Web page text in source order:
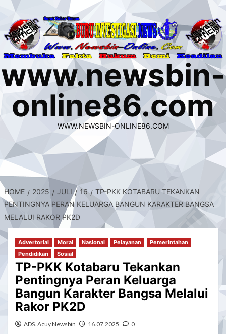
Skip
content
www.newsbin-
online86.com
WWW.NEWSBIN-ONLINE86.COM
HOME 2025 JULI 16
TP-PKK KOTABARU TEKANKAN
PENTINGNYA PERAN KELUARGA BANGUN KARAKTER BANGSA
MELALUI RAKOR PK2D
Advertorial Moral Nasional Pelayanan
Pemerintahan
Pendidikan
Sosial
TP-PKK Kotabaru Tekankan
Pentingnya Peran Keluarga
Bangun Karakter Bangsa Melalui
Rakor PK2D
ADS. Acuy Newsbin 16.07.2025 0